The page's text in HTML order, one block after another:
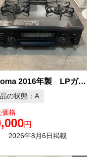
Paloma 2016年製 LPガス ガスコンロ 中古品販売
の状態：A
価格
円
2026年8月6日掲載